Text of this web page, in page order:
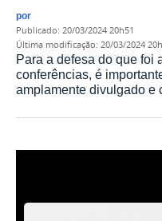
por
publicado: 20/03/2024 20h51
última modificação: 20/03/2024
Para a defesa do que foi
conferências, é
amplamente divulgado e